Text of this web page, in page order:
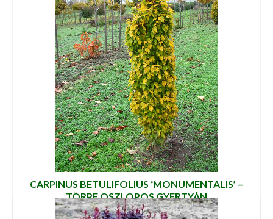
CARPINUS BETULIFOLIUS ‘MONUMENTALIS’ –
TÖRPE OSZLOPOS GYERTYÁN
12 000Ft